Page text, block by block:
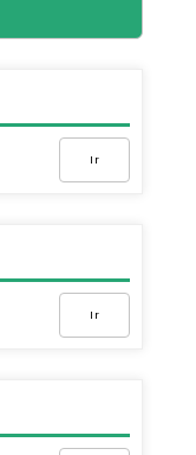
Ir
Ir